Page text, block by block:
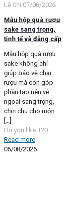
Lê Chi 07/08/2026
Mẫu hộp quà rượu
sake sang trọng,
tinh tế và đẳng cấp
Mẫu hộp quà rượu
sake không chỉ
giúp bảo vệ chai
rượu mà còn góp
phần tạo nên vẻ
ngoài sang trọng,
chỉn chu cho món
[…]
Do you like it?0
Read more
06/08/2026